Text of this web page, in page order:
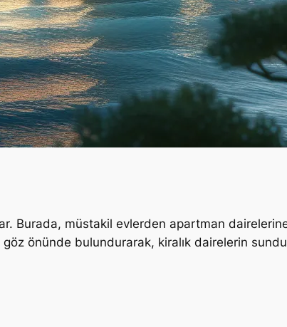
Burada, müstakil evlerden apartman
önünde bulundurarak, kiralık dairelerin